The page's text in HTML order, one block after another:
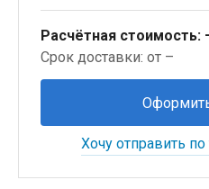
Расчётная стоимость:
Срок доставки: от –
Хочу отправить